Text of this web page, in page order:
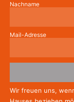
Nachname
Mail-Adresse
Wir freuen uns,